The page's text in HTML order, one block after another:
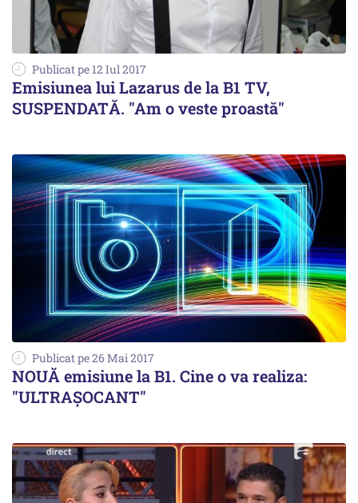
Publicat pe 12 Iul 2017
Emisiunea lui Lazarus de la B1 TV,
SUSPENDATĂ. "Am o veste proastă"
Publicat pe 26 Mai 2017
NOUĂ emisiune la B1. Cine o va realiza:
"ULTRAȘOCANT"